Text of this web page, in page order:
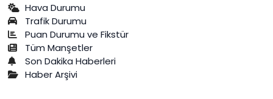
Hava Durumu
Trafik Durumu
Puan Durumu ve Fikstür
Tüm Manşetler
Son Dakika Haberleri
Haber Arşivi